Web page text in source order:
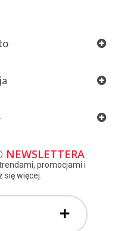
NEWSLETTERA
promocjami i
się więcej.